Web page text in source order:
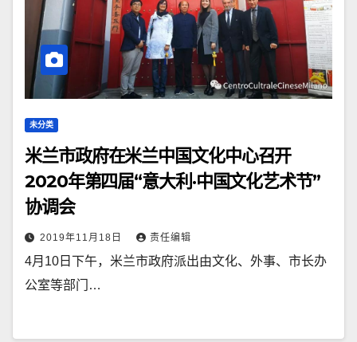
未分类
米兰市政府在米兰中国文化中心召开
2020年第四届“意大利·中国文化艺术节”
协调会
2019年11月18日 责任编辑
4月10日下午，米兰市政府派出由文化、外事、市长办
公室等部门…